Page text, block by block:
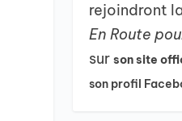
rejoindront
En Route
surson site
son profil